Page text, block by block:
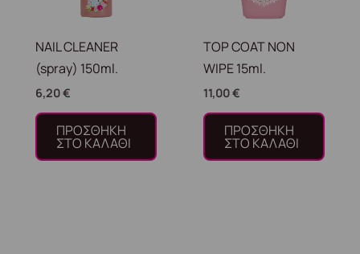
NAIL CLEANER
(spray) 150ml.
6,20€
ΠΡΟΣΘΉΚΗ
ΣΤΟ ΚΑΛΆΘΙ
TOP COAT NON
WIPE 15ml.
11,00€
ΠΡΟΣΘΉΚΗ
ΣΤΟ ΚΑΛΆΘΙ